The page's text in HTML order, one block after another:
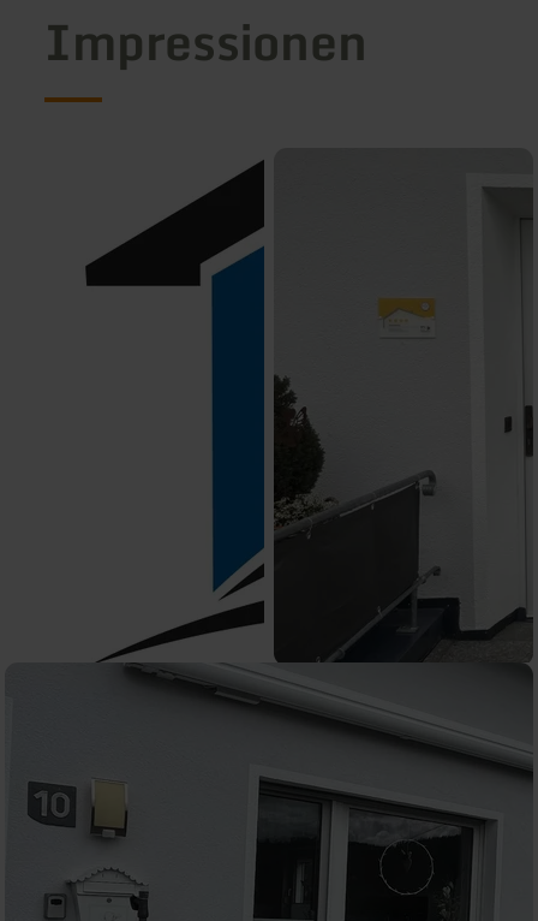
Impressionen